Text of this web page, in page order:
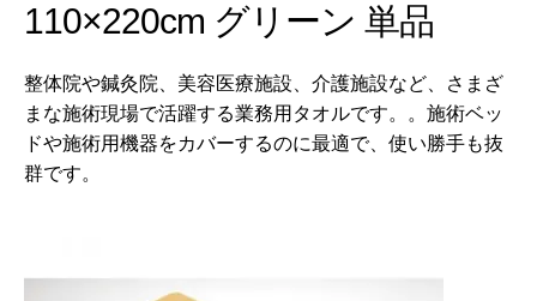
110×220cm グリーン 単品
整体院や鍼灸院、美容医療施設、介護施設など、さまざ
まな施術現場で活躍する業務用タオルです。。施術ベッ
ドや施術用機器をカバーするのに最適で、使い勝手も抜
群です。